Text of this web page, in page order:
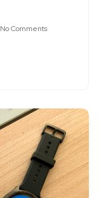
No Comments